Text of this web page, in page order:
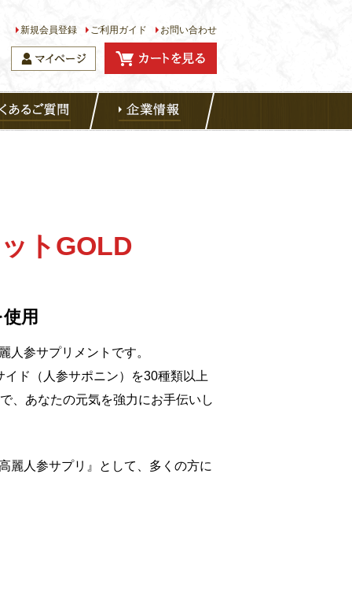
新規会員登録 ご利用ガイド お問い合わせ
トGOLD
用
人参サプリメントです。
イド（人参サポニン）を30種類以上
、あなたの元気を強力にお手伝いし
麗人参サプリ』として、多くの方に